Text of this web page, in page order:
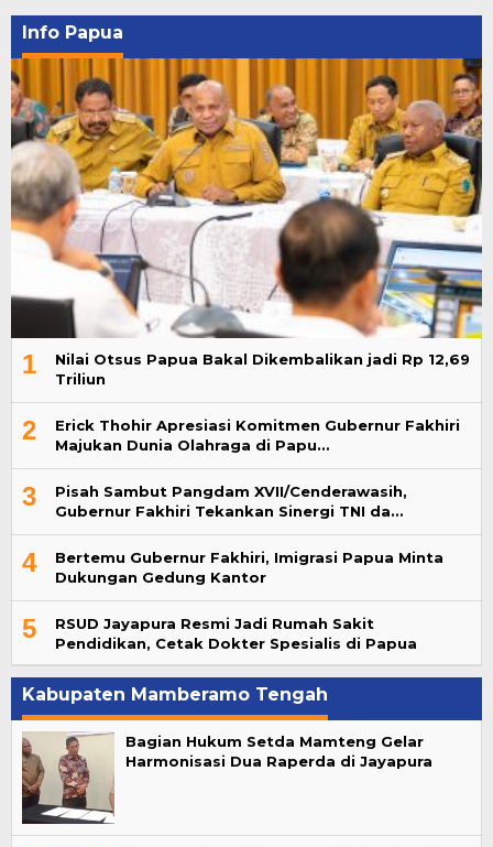
Info Papua
1
Nilai Otsus Papua Bakal Dikembalikan jadi Rp 12,69
Triliun
2
Erick Thohir Apresiasi Komitmen Gubernur Fakhiri
Majukan Dunia Olahraga di Papu…
3
Pisah Sambut Pangdam XVII/Cenderawasih,
Gubernur Fakhiri Tekankan Sinergi TNI da…
4
Bertemu Gubernur Fakhiri, Imigrasi Papua Minta
Dukungan Gedung Kantor
5
RSUD Jayapura Resmi Jadi Rumah Sakit
Pendidikan, Cetak Dokter Spesialis di Papua
Kabupaten Mamberamo Tengah
Bagian Hukum Setda Mamteng Gelar
Harmonisasi Dua Raperda di Jayapura